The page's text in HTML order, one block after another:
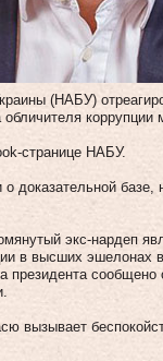
(НАБУ)
коррупции
странице НАБУ.
базе,
экс-нардеп
в высших эшелонах
сообщено
вызывает